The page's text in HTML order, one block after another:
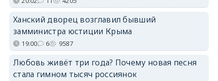
Ханский дворец возглавил бывший
замминистра юстиции Крыма
19:00 6 9587
Любовь живёт три года? Почему новая песня
стала гимном тысяч россиянок